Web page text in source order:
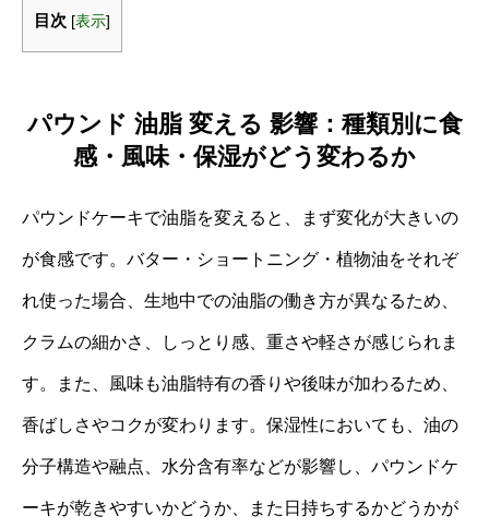
目次 [表示]
パウンド 油脂 変える 影響：種類別に食
感・風味・保湿がどう変わるか
パウンドケーキで油脂を変えると、まず変化が大きいの
が食感です。バター・ショートニング・植物油をそれぞ
れ使った場合、生地中での油脂の働き方が異なるため、
クラムの細かさ、しっとり感、重さや軽さが感じられま
す。また、風味も油脂特有の香りや後味が加わるため、
香ばしさやコクが変わります。保湿性においても、油の
分子構造や融点、水分含有率などが影響し、パウンドケ
ーキが乾きやすいかどうか、また日持ちするかどうかが